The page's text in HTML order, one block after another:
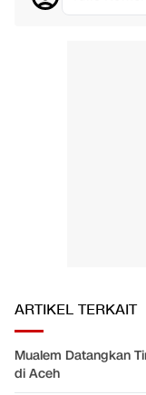
ARTIKEL TERKAIT
Mualem Datangkan
di Aceh